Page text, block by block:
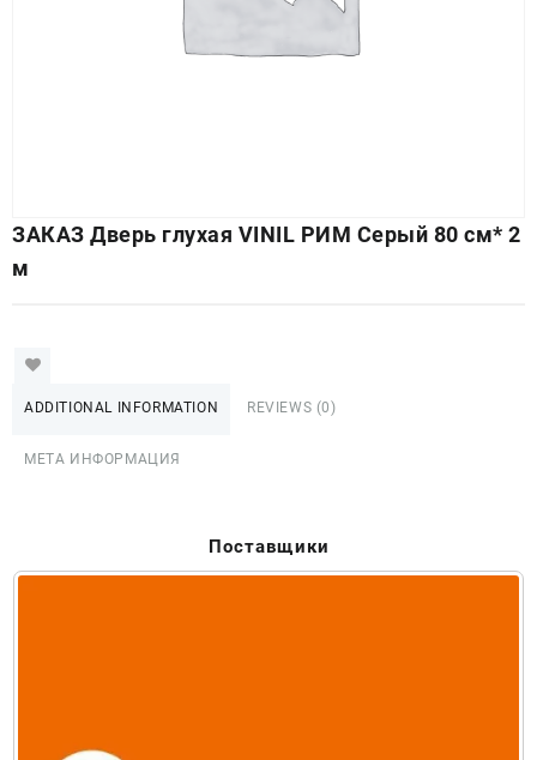
ЗАКАЗ Дверь глухая VINIL РИМ Серый 80 см* 2
м
ADDITIONAL INFORMATION REVIEWS (0)
МЕТА ИНФОРМАЦИЯ
Поставщики